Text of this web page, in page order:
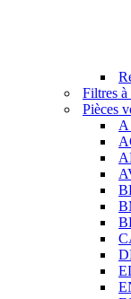
Filtres à
Pièces
A